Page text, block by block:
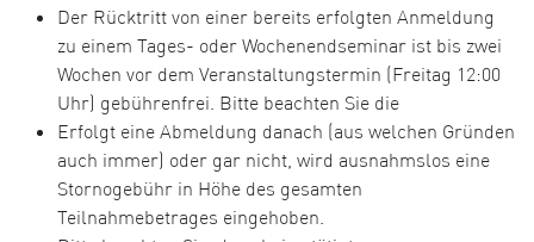
Der Rücktritt von einer bereits erfolgten Anmeldung
zu einem Tages- oder Wochenendseminar ist bis zwei
Wochen vor dem Veranstaltungstermin (Freitag 12:00
Uhr) gebührenfrei. Bitte beachten Sie die
Erfolgt eine Abmeldung danach (aus welchen Gründen
auch immer) oder gar nicht, wird ausnahmslos eine
Stornogebühr in Höhe des gesamten
Teilnahmebetrages eingehoben.